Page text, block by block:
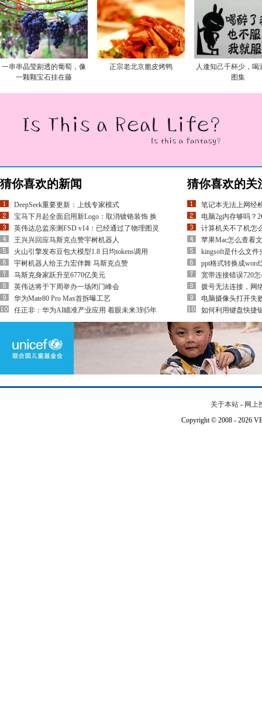
一串串晶莹剔透的葡萄，像
一颗颗宝石挂在藤
正宗老北京脆皮烤鸭
人逢知己千杯少，喝
图集
猜你喜欢的新闻
DeepSeek重要更新：上线专家模式
宝马下月起全面启用新Logo：取消镀铬装饰 换
英伟达总监亲测FSD v14：已经通过了物理图灵
王兴兴回应马斯克点赞宇树机器人
火山引擎发布豆包大模型1.8 日均tokens调用
宇树机器人给王力宏伴舞 马斯克点赞
马斯克身家跃升至6770亿美元
英伟达将于下周举办一场闭门峰会
华为Mate80 Pro Max首拆曝工艺
任正非：华为AI瞄准产业应用 着眼未来3到5年
猜你喜欢的关
笔记本无法上网经
电脑2g内存够吗？
计算机关不了机怎
苹果Mac怎么查看
kingsoft是什么文件
ppt格式转换成
宽带连接错误720
拨号无法连接，网
电脑摄像头打开失
如何利用键盘快捷
关于本站 - 网上
Copyright © 2008 - 2026